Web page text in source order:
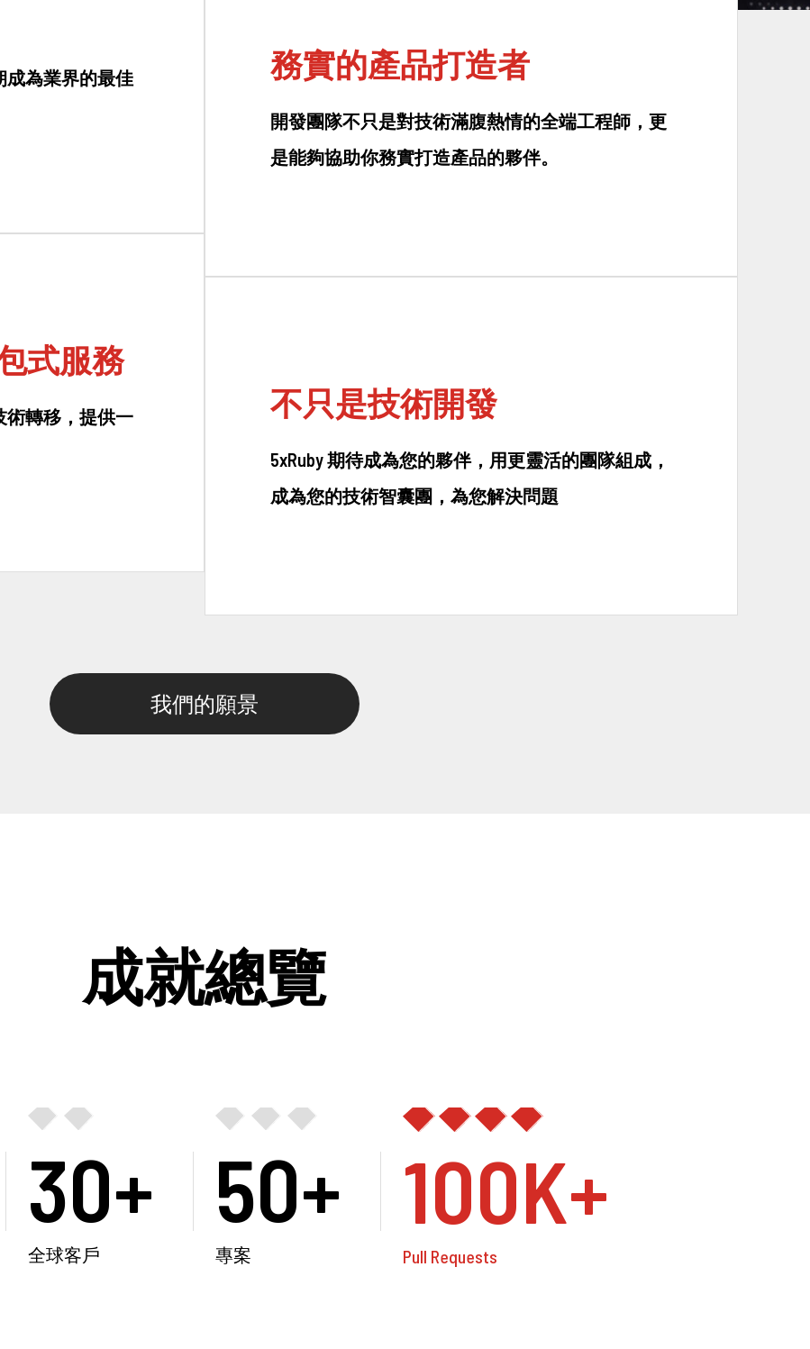
成為業界的最佳
務實的產品打造者
開發團隊不只是對技術滿腹熱情的全端工程師，更
是能夠協助你務實打造產品的夥伴。
式服務
術轉移，提供一
不只是技術開發
5xRuby 期待成為您的夥伴，用更靈活的團隊組成，
成為您的技術智囊團，為您解決問題
我們的願景
成就總覽
30+
全球客戶
50+
專案
100K+
Pull Requests